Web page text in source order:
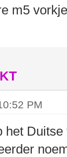
m5
PM
het